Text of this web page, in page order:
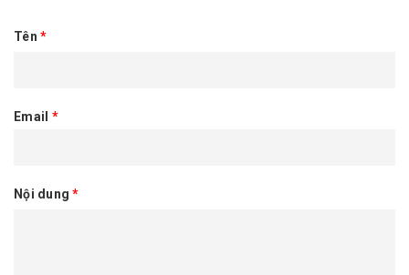
Tên *
Email *
Nội dung*